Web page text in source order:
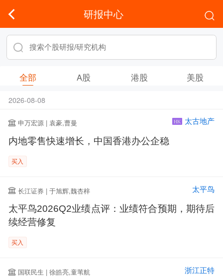
研报中心
全部 A股 港股 美股
2026-08-08
申万宏源 | 袁豪,曹曼 HK 太古地产
内地零售快速增长，中国香港办公企稳
买入
长江证券 | 于旭辉,魏杏梓 太平鸟
太平鸟2026Q2业绩点评：业绩符合预期，期待后
续经营修复
买入
国联民生 | 徐皓亮,童苇航 浙江正特